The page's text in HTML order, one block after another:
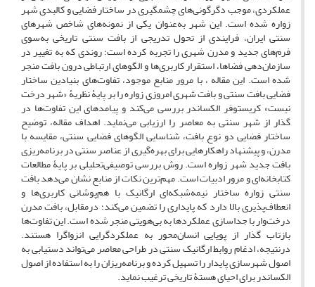
عملکردی، موجب دگرگونی‌های چشمگیری در ساختار فضایی و کالبدی شهر
زواره شده است. این شهر به‌عنوان یکی از نمونه‌های شاخص شهرهای
سنتی ایران، فرایندی از تحول تدریجی از بافت سنتی تاریخی به‌سوی
فرم‌های جدید و مدرن شهری را تجربه کرده است؛ روندی که به تغییر در
سازمان‌دهی فضاها، استقرار کاربری‌ها و الگوهای ارتباطی درون بافت منجر
شده است. این مقاله ، با مرور منابع موجود، تفاوت‌های بنیادین ساختار
فضایی بافت سنتی و بافت شهری‌ امروزی زواره را بر پایۀ نظریۀ «شهر درخت
نیست» کریستوفر الکساندر بررسی می‌کند و پیامدهای این تفاوت‌ها در
گذار از شهر سنتی به معاصر را ارزیابی می‌نماید. اهداف مقاله، توضیح
ساختار فضایی دو نوع بافت، شناسایی الگوهای فضایی سنتی، مقایسه با
مدرن، و پیشنهاد راهکارهایی برای بهره‌گیری از عناصر سنتی در برنامه‌ریزی
بافت جدید شهر زواره است. روش بررسی توصیفی‌تحلیلی بر پایۀ مطالعات
کتابخانه‌ای و مرور ادبیات است. مهم‌ترین نکات از منابع نشان می‌دهد بافت
سنتی زواره ساختار نیمه‌شبکه‌ای ارگانیک با هم‌پوشانی کاربری‌ها و
انعطاف‌پذیری بالا دارد که پایداری را تضمین می‌کند؛ درمقابل، بافت مدرن
درخت‌وار با جداسازی عملکردها به بی‌هویتی منجر شده است. این تفاوت‌ها
بازتاب گذار از پویایی انسان‌محور به عملکردگرایی انزواگرا هستند.
درنتیجه، ادغام روابط ارگانیک سنتی در طراحی معاصر می‌تواند دستیابی به
اصول شهرسازی پایدار را تسهیل کرده و برنامه‌ریزان را به استفاده از اصول
الکساندر برای احیای هستۀ تاریخی ترغیب نماید.